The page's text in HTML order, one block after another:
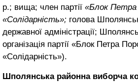
р.; вища; член партії «Блок
«Солідарність»; голова
державної адміністрації;
організація партії «Блок Петра
«Солідарність»).
Шполянська районна виборча